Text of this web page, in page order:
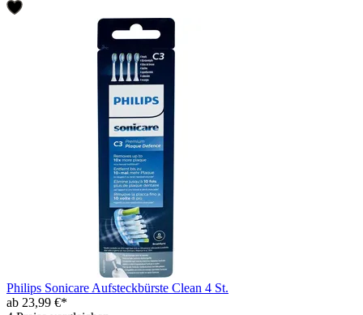
Philips Sonicare Aufsteckbürste Clean 4 St.
ab 23,99 €*